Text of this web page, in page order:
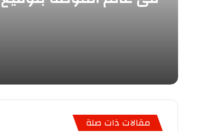
Balenciaga وشعرها الوردى
مقالات ذات صلة